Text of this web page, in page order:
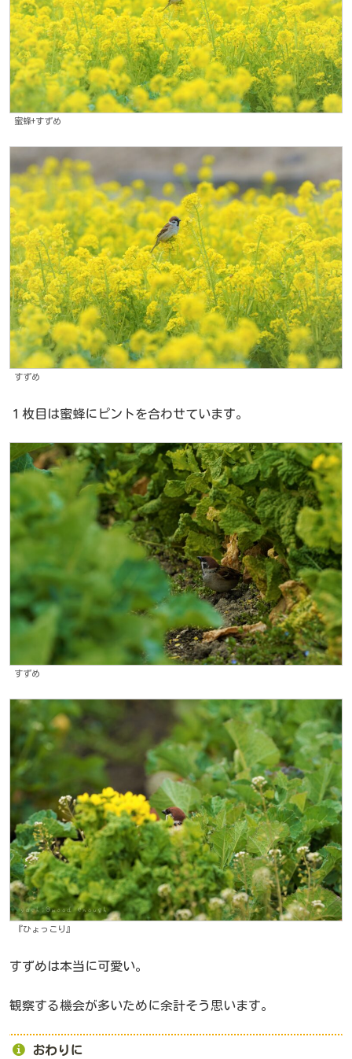
蜜蜂+すずめ
すずめ
１枚目は蜜蜂にピントを合わせています。
すずめ
『ひょっこり』
すずめは本当に可愛い。
観察する機会が多いために余計そう思います。
おわりに